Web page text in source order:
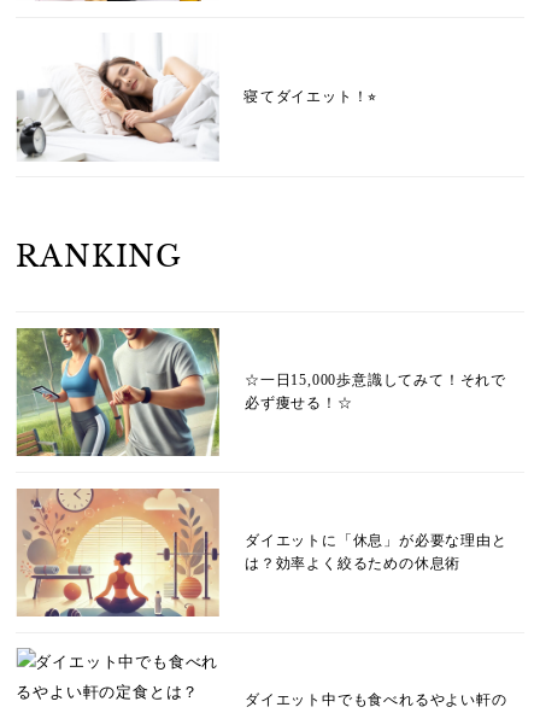
寝てダイエット！⭐︎
RANKING
☆一日15,000歩意識してみて！それで
必ず痩せる！☆
ダイエットに「休息」が必要な理由と
は？効率よく絞るための休息術
ダイエット中でも食べれるやよい軒の